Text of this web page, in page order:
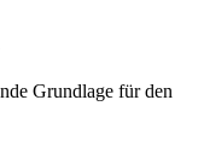
Grundlage für den